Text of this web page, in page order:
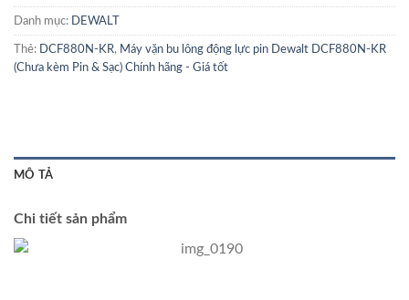
Danh mục: DEWALT
Thẻ: DCF880N-KR, Máy vặn bu lông động lực pin Dewalt DCF880N-KR
(Chưa kèm Pin & Sạc) Chính hãng - Giá tốt
MÔ TẢ
Chi tiết sản phẩm